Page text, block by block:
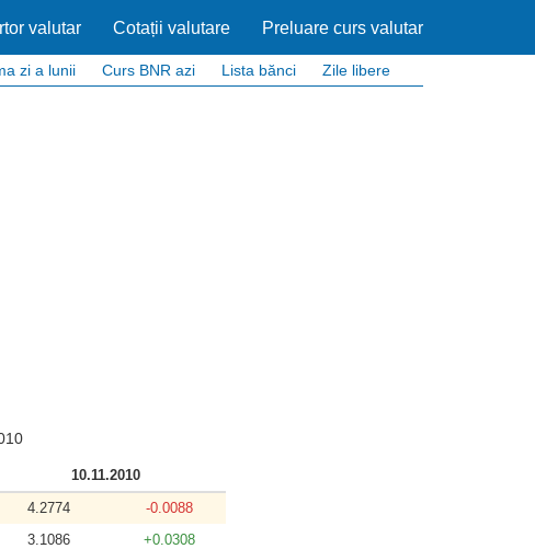
valutar Cotații valutare Preluare curs valutar
zi a lunii Curs BNR azi Lista bănci Zile libere
10.11.2010
4.2774
-0.0088
3.1086
+0.0308